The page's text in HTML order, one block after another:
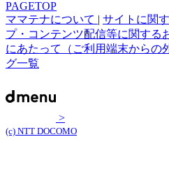
PAGETOP
ママテナについて | サイトに関
プ・コンテンツ配信等に関する
にあたって（ご利用端末からの
グ一覧
>
(c) NTT DOCOMO